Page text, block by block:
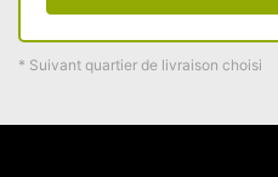
* Suivant quartier de livraison choisi